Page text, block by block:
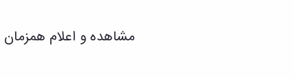
مشاهده و اعلام همزمان